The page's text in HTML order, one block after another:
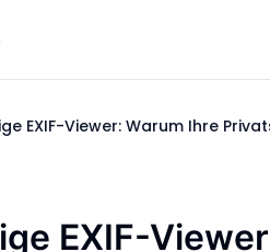
EXIF-Viewer: Warum Ihre
EXIF-